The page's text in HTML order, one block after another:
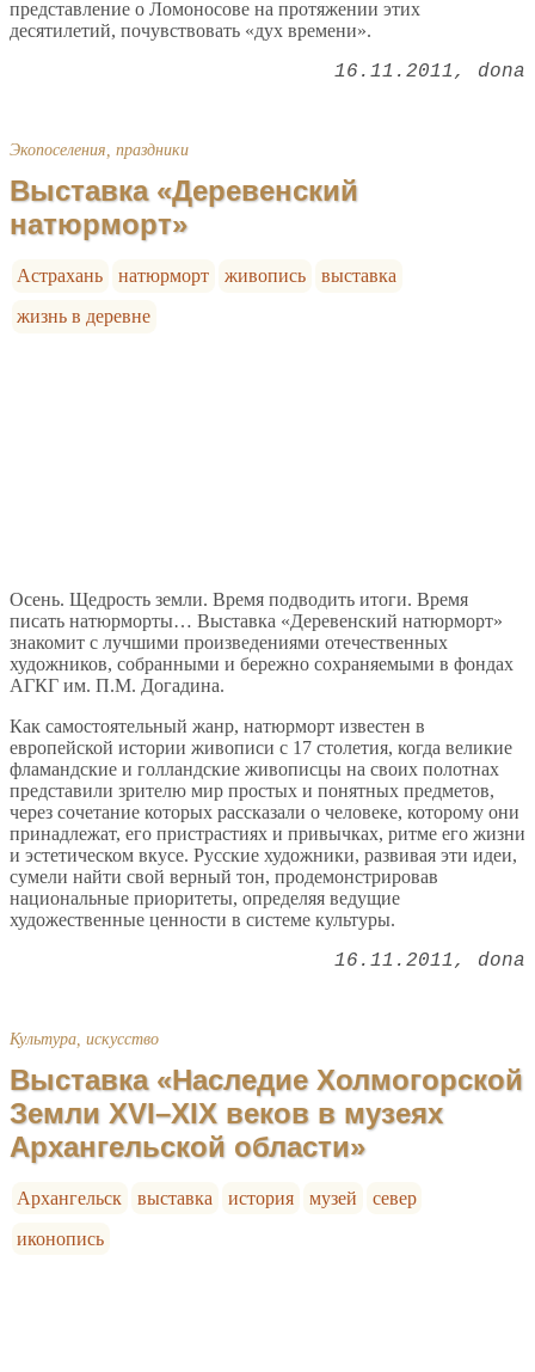
представление о Ломоносове на протяжении этих
десятилетий, почувствовать «дух времени».
16.11.2011 dona
Экопоселения, праздники
Выставка «Деревенский
натюрморт»
Астрахань натюрморт живопись
выставка
жизнь в деревне
Осень. Щедрость земли. Время подводить итоги. Время
писать натюрморты… Выставка «Деревенский натюрморт»
знакомит с лучшими произведениями отечественных
художников, собранными и бережно сохраняемыми в фондах
АГКГ им. П.М. Догадина.
Как самостоятельный жанр, натюрморт известен в
европейской истории живописи с 17 столетия, когда великие
фламандские и голландские живописцы на своих полотнах
представили зрителю мир простых и понятных предметов,
через сочетание которых рассказали о человеке, которому они
принадлежат, его пристрастиях и привычках, ритме его жизни
и эстетическом вкусе. Русские художники, развивая эти идеи,
сумели найти свой верный тон, продемонстрировав
национальные приоритеты, определяя ведущие
художественные ценности в системе культуры.
16.11.2011 dona
Культура, искусство
Выставка «Наследие Холмогорской
Земли ХVI–ХIХ веков в музеях
Архангельской области»
Архангельск выставка история музей
север
иконопись